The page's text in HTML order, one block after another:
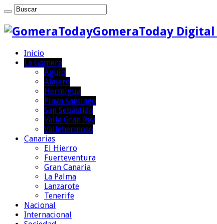
GomeraToday
Inicio
La Gomera
Agulo
Alajeró
Hermigua
Playa Santiago
San Sebastián
Valle Gran Rey
Vallehermoso
Canarias
El Hierro
Fuerteventura
Gran Canaria
La Palma
Lanzarote
Tenerife
Nacional
Internacional